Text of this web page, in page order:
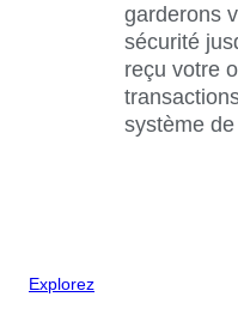
garderons
sécurité
reçu votre
système
Explorez